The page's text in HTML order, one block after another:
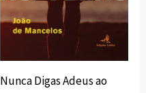
Nunca Digas Adeus ao